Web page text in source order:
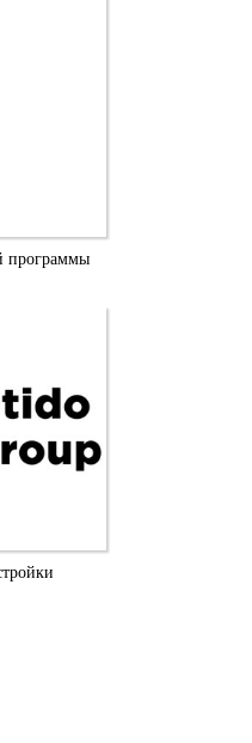
программы